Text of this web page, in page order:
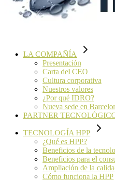
LA COMPAÑÍA
Presentación
Carta del CEO
Cultura corporativa
Nuestros valores
¿Por qué IDRO?
Nueva sede en
PARTNER
TECNOLOGÍA HPP
¿Qué es HPP?
Beneficios de la
Beneficios para el
Ampliación de la
Cómo funciona la HPP